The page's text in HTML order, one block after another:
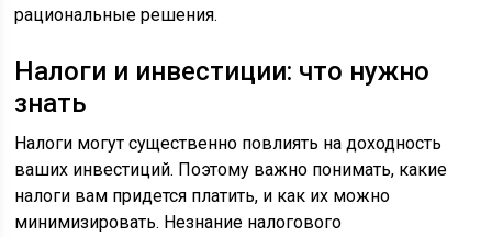
рациональные решения.
Налоги и инвестиции: что нужно
знать
Налоги могут существенно повлиять на доходность
ваших инвестиций. Поэтому важно понимать, какие
налоги вам придется платить, и как их можно
минимизировать. Незнание налогового